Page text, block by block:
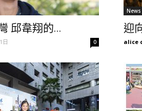
邱韋翔的...
日 0
News
迎
alice